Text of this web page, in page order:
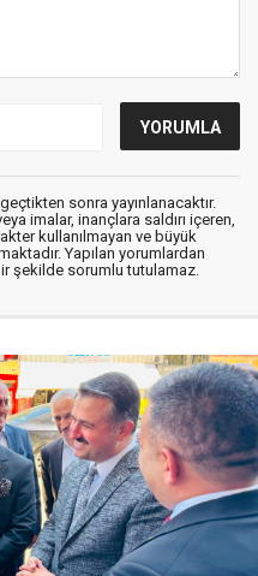
sonra yayınlanacaktır.
imalar, inançlara saldırı içeren,
kullanılmayan ve büyük
Yapılan yorumlardan
şekilde sorumlu tutulamaz.